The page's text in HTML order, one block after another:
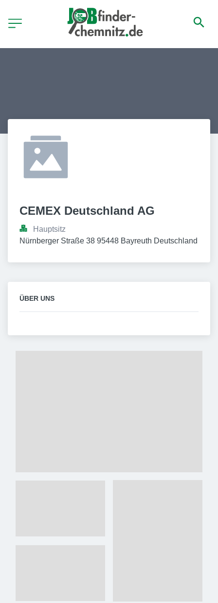
CEMEX Deutschland AG
Hauptsitz
Nürnberger Straße 38 95448 Bayreuth Deutschland
ÜBER UNS